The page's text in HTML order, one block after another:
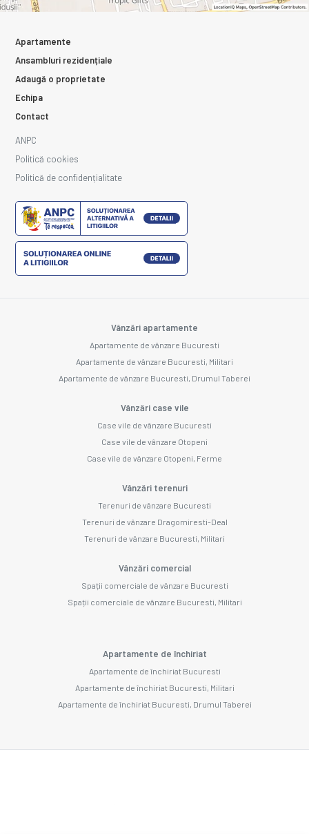
Apartamente
Ansambluri rezidențiale
Adaugă o proprietate
Echipa
Contact
ANPC
Politică cookies
Politică de confidențialitate
Vânzări apartamente
Apartamente de vânzare Bucuresti
Apartamente de vânzare Bucuresti, Militari
Apartamente de vânzare Bucuresti, Drumul Taberei
Vânzări case vile
Case vile de vânzare Bucuresti
Case vile de vânzare Otopeni
Case vile de vânzare Otopeni, Ferme
Vânzări terenuri
Terenuri de vânzare Bucuresti
Terenuri de vânzare Dragomiresti-Deal
Terenuri de vânzare Bucuresti, Militari
Vânzări comercial
Spații comerciale de vânzare Bucuresti
Spații comerciale de vânzare Bucuresti, Militari
Apartamente de închiriat
Apartamente de închiriat Bucuresti
Apartamente de închiriat Bucuresti, Militari
Apartamente de închiriat Bucuresti, Drumul Taberei